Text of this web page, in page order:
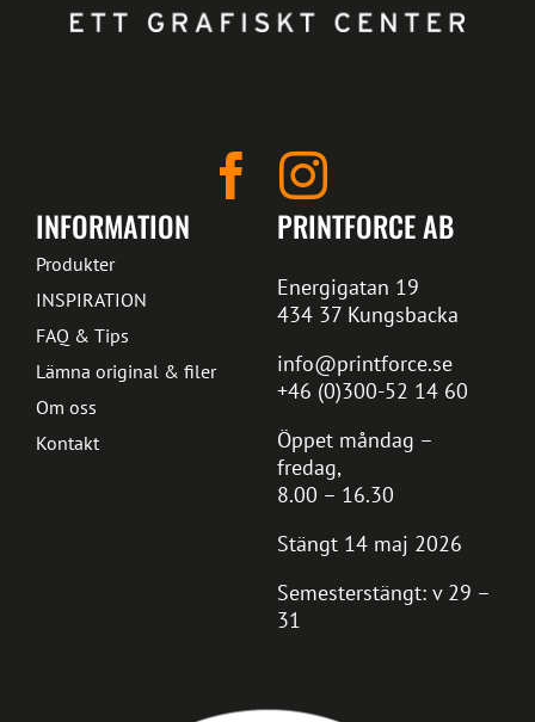
PRINTFORCE AB
Energigatan 19
434 37 Kungsbacka
info@printforce.se
+46 (0)300-52 14 60
Öppet måndag –
fredag,
8.00 – 16.30
Stängt 14 maj 2026
Semesterstängt: v 29 –
31
INFORMATION
Produkter
INSPIRATION
FAQ & Tips
Lämna original & filer
Om oss
Kontakt